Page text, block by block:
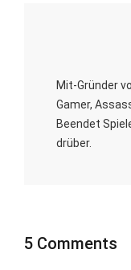
Mit-Gründer
Gamer,
Beendet
drüber.
5 Comments